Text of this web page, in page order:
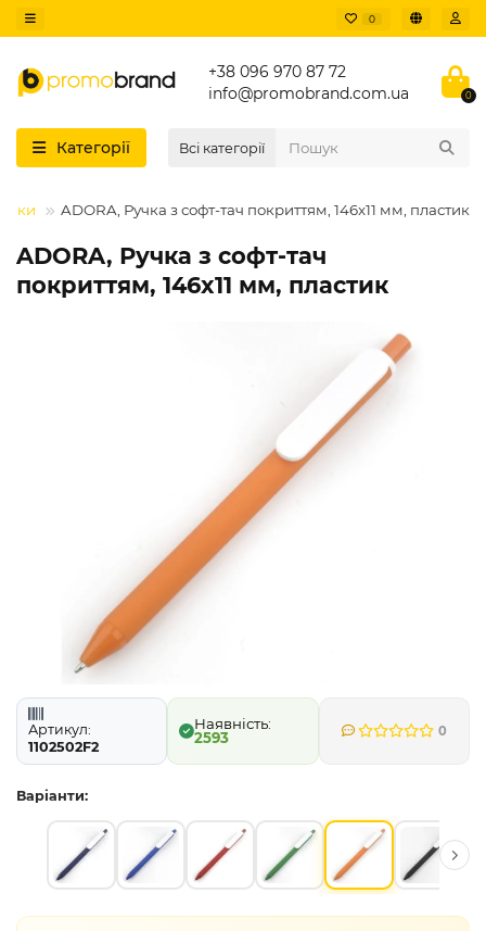
0
+38 096 970 87 72
info@promobrand.com.ua
0
Категорії Всі категорії
ADORA, Ручка з софт-тач покриттям, 146x11 мм, пластик
ADORA, Ручка з софт-тач
покриттям, 146x11 мм, пластик
Артикул:
1102502F2
2593 0
Варіанти: